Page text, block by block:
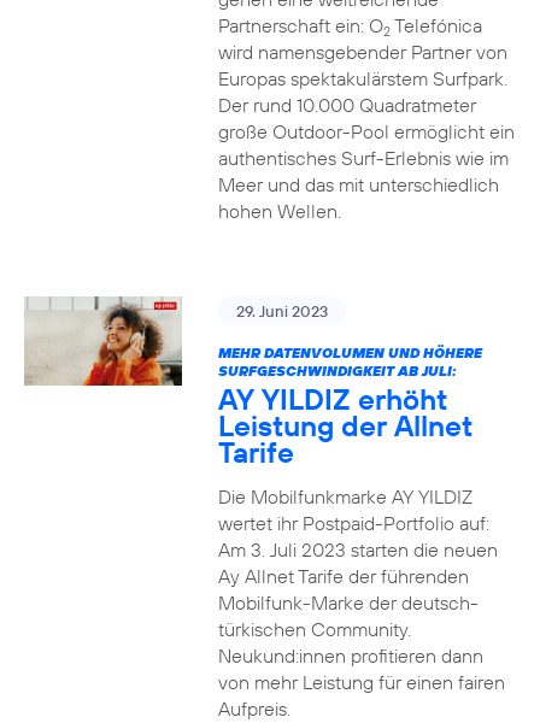
Partnerschaft ein: O2Telefónica
wird namensgebender Partner von
Europas spektakulärstem Surfpark.
Der rund 10.000 Quadratmeter
große Outdoor-Pool ermöglicht ein
authentisches Surf-Erlebnis wie im
Meer und das mit unterschiedlich
hohen Wellen.
29. Juni 2023
MEHR DATENVOLUMEN UND HÖHERE
SURFGESCHWINDIGKEIT AB JULI:
AY YILDIZ erhöht
Leistung der Allnet
Tarife
Die Mobilfunkmarke AY YILDIZ
wertet ihr Postpaid-Portfolio auf:
Am 3. Juli 2023 starten die neuen
Ay Allnet Tarife der führenden
Mobilfunk-Marke der deutsch-
türkischen Community.
Neukund:innen profitieren dann
von mehr Leistung für einen fairen
Aufpreis.